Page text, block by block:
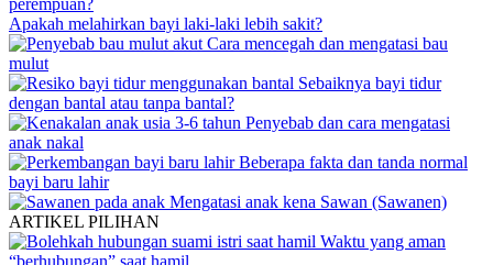
Apakah melahirkan bayi laki-laki lebih sakit?
Cara mencegah dan mengatasi bau
mulut
Sebaiknya bayi tidur
dengan bantal atau tanpa bantal?
Penyebab dan cara mengatasi
anak nakal
Beberapa fakta dan tanda normal
bayi baru lahir
Mengatasi anak kena Sawan (Sawanen)
ARTIKEL PILIHAN
Waktu yang aman
“berhubungan” saat hamil